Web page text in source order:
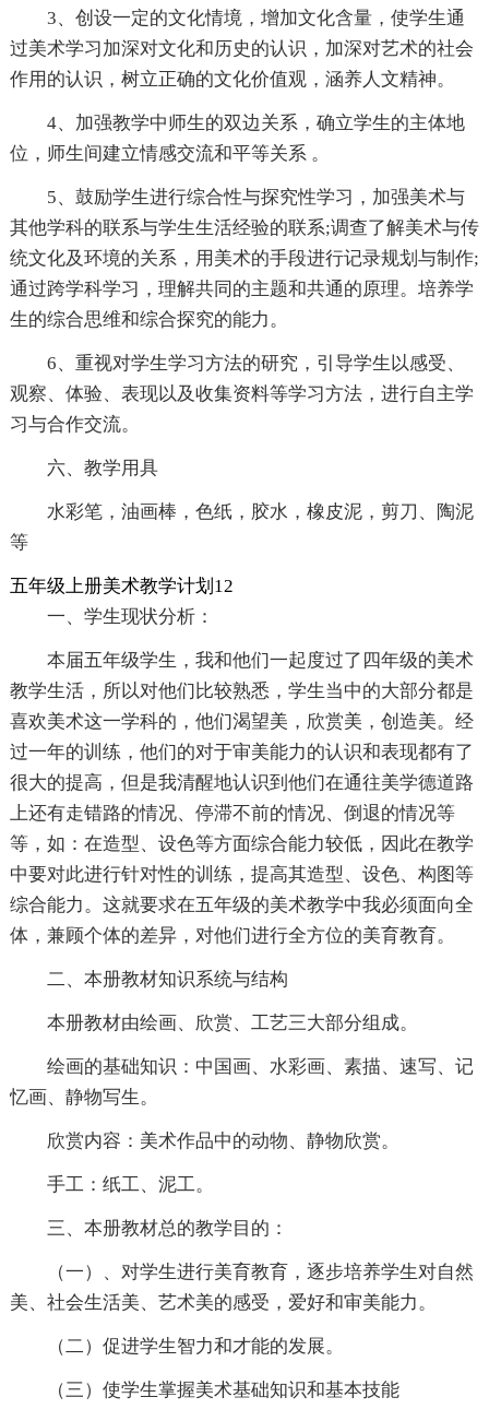
3、创设一定的文化情境，增加文化含量，使学生通
过美术学习加深对文化和历史的认识，加深对艺术的社会
作用的认识，树立正确的文化价值观，涵养人文精神。
4、加强教学中师生的双边关系，确立学生的主体地
位，师生间建立情感交流和平等关系 。
5、鼓励学生进行综合性与探究性学习，加强美术与
其他学科的联系与学生生活经验的联系;调查了解美术与传
统文化及环境的关系，用美术的手段进行记录规划与制作;
通过跨学科学习，理解共同的主题和共通的原理。培养学
生的综合思维和综合探究的能力。
6、重视对学生学习方法的研究，引导学生以感受、
观察、体验、表现以及收集资料等学习方法，进行自主学
习与合作交流。
六、教学用具
水彩笔，油画棒，色纸，胶水，橡皮泥，剪刀、陶泥
等
五年级上册美术教学计划12
一、学生现状分析：
本届五年级学生，我和他们一起度过了四年级的美术
教学生活，所以对他们比较熟悉，学生当中的大部分都是
喜欢美术这一学科的，他们渴望美，欣赏美，创造美。经
过一年的训练，他们的对于审美能力的认识和表现都有了
很大的提高，但是我清醒地认识到他们在通往美学德道路
上还有走错路的情况、停滞不前的情况、倒退的情况等
等，如：在造型、设色等方面综合能力较低，因此在教学
中要对此进行针对性的训练，提高其造型、设色、构图等
综合能力。这就要求在五年级的美术教学中我必须面向全
体，兼顾个体的差异，对他们进行全方位的美育教育。
二、本册教材知识系统与结构
本册教材由绘画、欣赏、工艺三大部分组成。
绘画的基础知识：中国画、水彩画、素描、速写、记
忆画、静物写生。
欣赏内容：美术作品中的动物、静物欣赏。
手工：纸工、泥工。
三、本册教材总的教学目的：
（一）、对学生进行美育教育，逐步培养学生对自然
美、社会生活美、艺术美的感受，爱好和审美能力。
（二）促进学生智力和才能的发展。
（三）使学生掌握美术基础知识和基本技能